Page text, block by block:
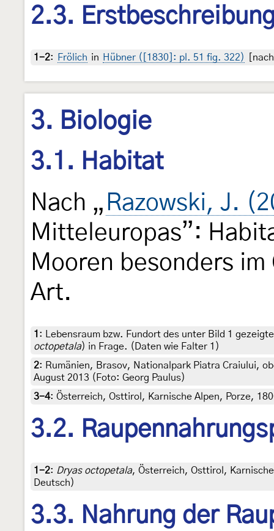
2.3.
1-2: Frölich in Hübner ([1830]: pl. 51 fig. 322)
3. Biologie
3.1. Habitat
Nach „ Razowski, J.
Mitteleuropas”:
Mooren besonders
Art.
1 :
Lebensraum bzw. Fundort des unter Bild 1
octopetala) in Frage. (Daten wie Falter 1)
2: Rumänien, Brasov, Nationalpark Piatra Craiului,
August 2013 (Foto: Georg Paulus)
3-4: Österreich, Osttirol, Karnische Alpen, Porze,
3.2.
1-2: Dryas octopetala, Österreich, Osttirol,
Deutsch)
3.3. Nahrung der